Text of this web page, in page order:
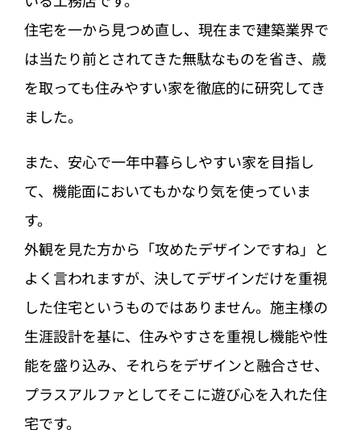
住宅を一から見つめ直し、現在まで建築業界で
は当たり前とされてきた無駄なものを省き、歳
を取っても住みやすい家を徹底的に研究してき
ました。
また、安心で一年中暮らしやすい家を目指し
て、機能面においてもかなり気を使っていま
す。
外観を見た方から「攻めたデザインですね」と
よく言われますが、決してデザインだけを重視
した住宅というものではありません。施主様の
生涯設計を基に、住みやすさを重視し機能や性
能を盛り込み、それらをデザインと融合させ、
プラスアルファとしてそこに遊び心を入れた住
宅です。